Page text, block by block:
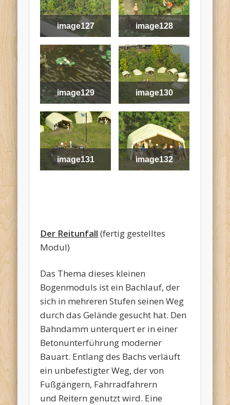
image127 image128
image129 image130
image131 image132
Der Reitunfall (fertig gestelltes
Modul)
Das Thema dieses kleinen
Bogenmoduls ist ein Bachlauf, der
sich in mehreren Stufen seinen Weg
durch das Gelände gesucht hat. Den
Bahndamm unterquert er in einer
Betonunterführung moderner
Bauart. Entlang des Bachs verläuft
ein unbefestigter Weg, der von
Fußgängern, Fahrradfahrern
und Reitern genutzt wird. Eine